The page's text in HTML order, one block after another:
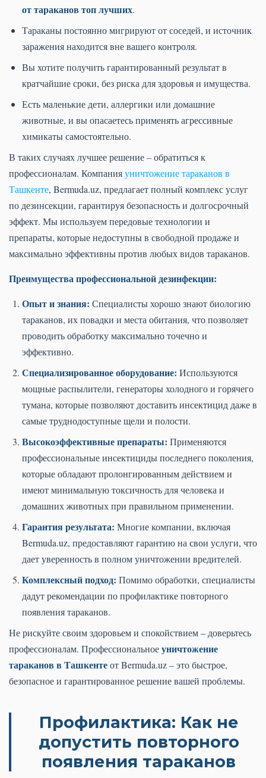
от тараканов топ лучших.
Тараканы постоянно мигрируют от соседей, и источник
заражения находится вне вашего контроля.
Вы хотите получить гарантированный результат в
кратчайшие сроки, без риска для здоровья и имущества.
Есть маленькие дети, аллергики или домашние
животные, и вы опасаетесь применять агрессивные
химикаты самостоятельно.
В таких случаях лучшее решение – обратиться к
профессионалам. Компанияуничтожение тараканов в
Ташкенте, Bermuda.uz, предлагает полный комплекс услуг
по дезинсекции, гарантируя безопасность и долгосрочный
эффект. Мы используем передовые технологии и
препараты, которые недоступны в свободной продаже и
максимально эффективны против любых видов тараканов.
Преимущества профессиональной дезинфекции:
Опыт и знания: Специалисты хорошо знают биологию
тараканов, их повадки и места обитания, что позволяет
проводить обработку максимально точечно и
эффективно.
Специализированное оборудование: Используются
мощные распылители, генераторы холодного и горячего
тумана, которые позволяют доставить инсектицид даже в
самые труднодоступные щели и полости.
Высокоэффективные препараты: Применяются
профессиональные инсектициды последнего поколения,
которые обладают пролонгированным действием и
имеют минимальную токсичность для человека и
домашних животных при правильном применении.
Гарантия результата: Многие компании, включая
Bermuda.uz, предоставляют гарантию на свои услуги, что
дает уверенность в полном уничтожении вредителей.
Комплексный подход: Помимо обработки, специалисты
дадут рекомендации по профилактике повторного
появления тараканов.
Не рискуйте своим здоровьем и спокойствием – доверьтесь
профессионалам. Профессиональноеуничтожение
тараканов в Ташкентеот Bermuda.uz – это быстрое,
безопасное и гарантированное решение вашей проблемы.
Профилактика: Как не
допустить повторного
появления тараканов